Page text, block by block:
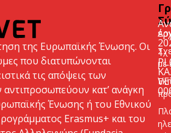
της Ευρωπαϊκής Ένωσης. Οι
που διατυπώνονται
τις απόψεις των
κατ’ ανάγκη
Ένωσης ή του Εθνικού
Erasmus+ και του
με
1-